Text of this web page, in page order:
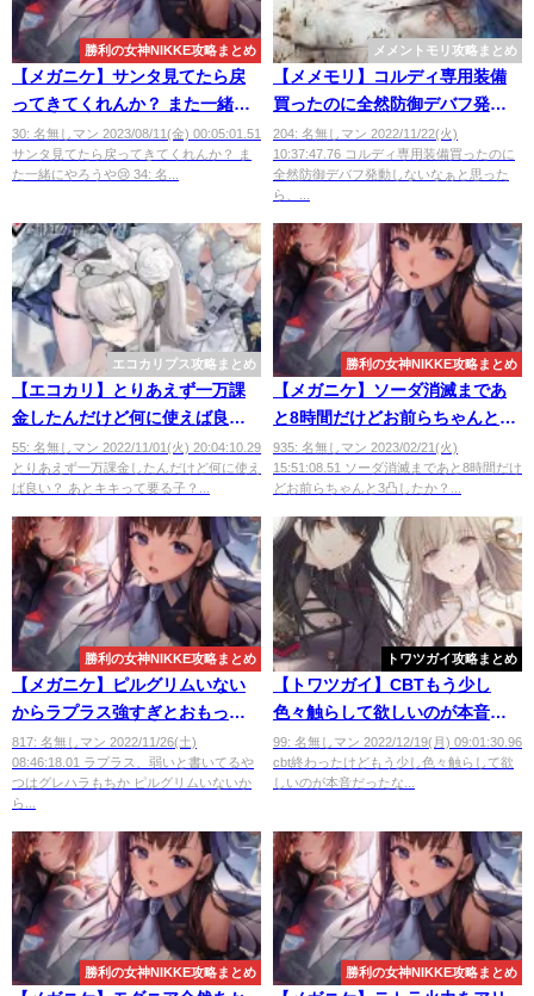
勝利の女神NIKKE攻略まとめ
【メガニケ】サンタ見てたら戻
ってきてくれんか？ また一緒に
やろうや😢
30: 名無しマン 2023/08/11(金) 00:05:01.51
サンタ見てたら戻ってきてくれんか？ ま
た一緒にやろうや😢 34: 名...
メメントモリ攻略まとめ
【メメモリ】コルディ専用装備
買ったのに全然防御デバフ発動
しないなぁと思ったら
204: 名無しマン 2022/11/22(火)
10:37:47.76 コルディ専用装備買ったのに
全然防御デバフ発動しないなぁと思った
ら、...
エコカリプス攻略まとめ
【エコカリ】とりあえず一万課
金したんだけど何に使えば良
い？
55: 名無しマン 2022/11/01(火) 20:04:10.29
とりあえず一万課金したんだけど何に使え
ば良い？ あとキキって要る子？...
勝利の女神NIKKE攻略まとめ
【メガニケ】ソーダ消滅まであ
と8時間だけどお前らちゃんと3
凸したか？
935: 名無しマン 2023/02/21(火)
15:51:08.51 ソーダ消滅まであと8時間だけ
どお前らちゃんと3凸したか？...
勝利の女神NIKKE攻略まとめ
【メガニケ】ピルグリムいない
からラプラス強すぎとおもった
わ
817: 名無しマン 2022/11/26(土)
08:46:18.01 ラプラス、弱いと書いてるや
つはグレハラもちか ピルグリムいないか
ら...
トワツガイ攻略まとめ
【トワツガイ】CBTもう少し
色々触らして欲しいのが本音だ
ったな
99: 名無しマン 2022/12/19(月) 09:01:30.96
cbt終わったけどもう少し色々触らして欲
しいのが本音だったな...
勝利の女神NIKKE攻略まとめ 勝利の女神NIKKE攻略まとめ